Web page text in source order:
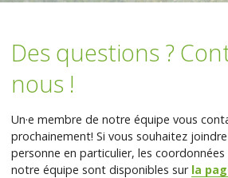
Des questions ?
nous !
Un·e membre de notre équipe vous
prochainement! Si vous souhaitez
personne en particulier, les
notre équipe sont disponibles sur la